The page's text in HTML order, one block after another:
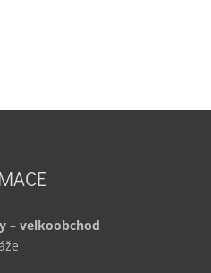
– velkoobchod